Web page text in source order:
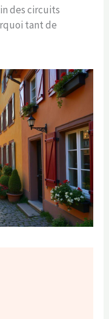
des circuits
tant de